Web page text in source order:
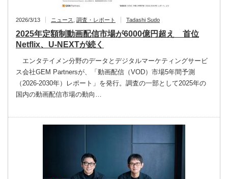
2026/3/13 ニュース 調査・レポート Tadashi Sudo
2025年定額制動画配信市場が6000億円超え 首位
Netflix、U-NEXTが続く
エンタテイメン分野のデータとデジタルマーケティングサービ
ス会社GEM Partnersが、「動画配信（VOD）市場5年間予測
（2026-2030年）レポート」を発行。調査の一部として2025年の
国内の動画配信市場の動向…